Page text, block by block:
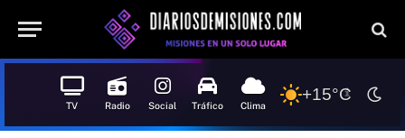
TV Radio Social Tráfico Clima
+15°C